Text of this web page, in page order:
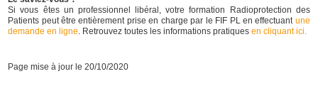
Si vous êtes un professionnel libéral, votre formation Radioprotection des
Patients peut être entièrement prise en charge par le FIF PL en effectuant une
demande en ligne. Retrouvez toutes les informations pratiquesen cliquant ici.
Page mise à jour le 20/10/2020